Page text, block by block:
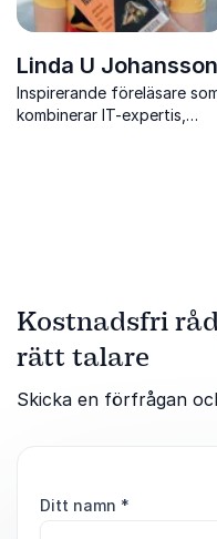
Linda U Johansson
Inspirerande föreläsare
kombinerar IT-expertis,
Kostnadsfri
rätt talare
Skicka en förfrågan
Ditt namn *